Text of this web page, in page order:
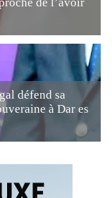
défend sa
à Dar es